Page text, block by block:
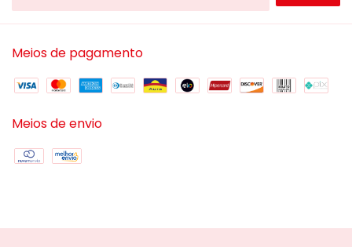
Meios de pagamento
Meios de envio